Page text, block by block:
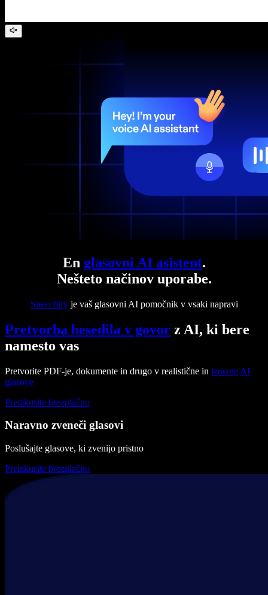
En glasovni AI asistent.
Nešteto načinov uporabe.
Speechifyje vaš glasovni AI pomočnik v vsaki napravi
Pretvorba besedila v govor z AI, ki bere
namesto vas
Pretvorite PDF-je, dokumente in drugo v realistične in izrazne AI
glasove
Preizkusite brezplačno
Naravno zveneči glasovi
Poslušajte glasove, ki zvenijo pristno
Preizkusite brezplačno